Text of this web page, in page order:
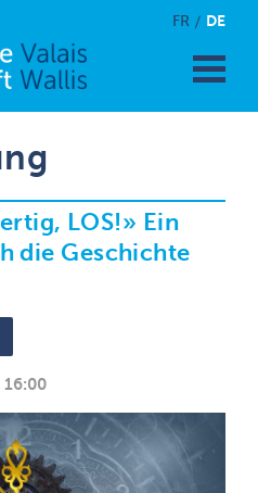
FR DE
LOS!» Ein
die Geschichte
16:00